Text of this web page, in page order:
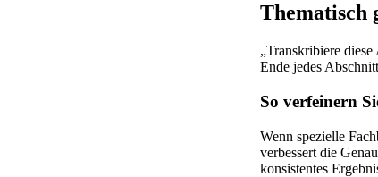
Thematisch
„Transkribiere
Ende jedes
So verfeinern
Wenn spezielle
verbessert die
konsistentes